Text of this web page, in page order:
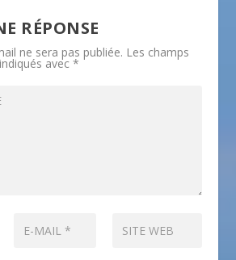
RÉPONSE
ne sera pas publiée. Les champs
avec*